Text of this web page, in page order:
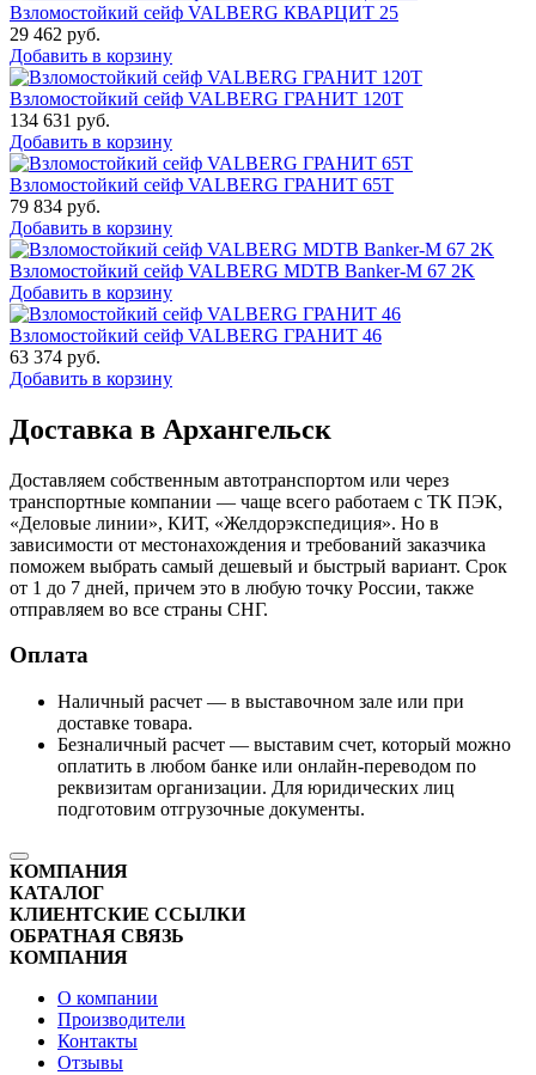
Взломостойкий сейф VALBERG КВАРЦИТ 25
29 462 руб.
Добавить в корзину
Взломостойкий сейф VALBERG ГРАНИТ 120Т
134 631 руб.
Добавить в корзину
Взломостойкий сейф VALBERG ГРАНИТ 65Т
79 834 руб.
Добавить в корзину
Взломостойкий сейф VALBERG MDTB Banker-M 67 2K
Добавить в корзину
Взломостойкий сейф VALBERG ГРАНИТ 46
63 374 руб.
Добавить в корзину
Доставка в Архангельск
Доставляем собственным автотранспортом или через
транспортные компании — чаще всего работаем с ТК ПЭК,
«Деловые линии», КИТ, «Желдорэкспедиция». Но в
зависимости от местонахождения и требований заказчика
поможем выбрать самый дешевый и быстрый вариант. Срок
от 1 до 7 дней, причем это в любую точку России, также
отправляем во все страны СНГ.
Оплата
Наличный расчет — в выставочном зале или при
доставке товара.
Безналичный расчет — выставим счет, который можно
оплатить в любом банке или онлайн-переводом по
реквизитам организации. Для юридических лиц
подготовим отгрузочные документы.
КОМПАНИЯ
КАТАЛОГ
КЛИЕНТСКИЕ ССЫЛКИ
ОБРАТНАЯ СВЯЗЬ
КОМПАНИЯ
О компании
Производители
Контакты
Отзывы